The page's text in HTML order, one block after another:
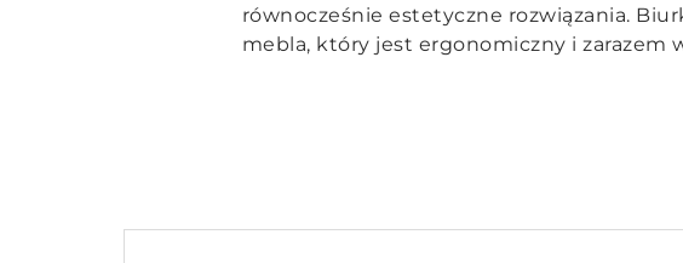
równocześnie estetyczne rozwiązania.
mebla, który jest ergonomiczny i zarazem